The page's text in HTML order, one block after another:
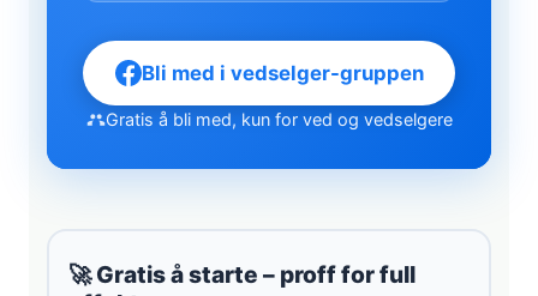
Bli med i vedselger-gruppen
Gratis å bli med, kun for ved og vedselgere
🚀 Gratis å starte – proff for full